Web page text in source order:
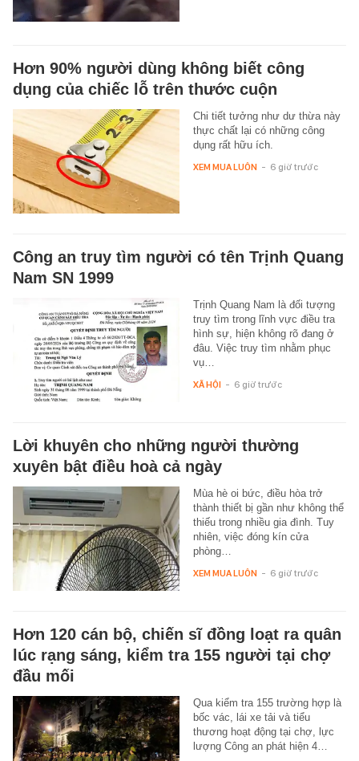
Hơn 90% người dùng không biết công
dụng của chiếc lỗ trên thước cuộn
Chi tiết tưởng như dư thừa này
thực chất lại có những công
dụng rất hữu ích.
XEM MUA LUÔN - 6 giờ trước
Công an truy tìm người có tên Trịnh Quang
Nam SN 1999
Trịnh Quang Nam là đối tượng
truy tìm trong lĩnh vực điều tra
hình sự, hiện không rõ đang ở
đâu. Việc truy tìm nhằm phục
vụ…
XÃ HỘI - 6 giờ trước
Lời khuyên cho những người thường
xuyên bật điều hoà cả ngày
Mùa hè oi bức, điều hòa trở
thành thiết bị gần như không thể
thiếu trong nhiều gia đình. Tuy
nhiên, việc đóng kín cửa
phòng…
XEM MUA LUÔN - 6 giờ trước
Hơn 120 cán bộ, chiến sĩ đồng loạt ra quân
lúc rạng sáng, kiểm tra 155 người tại chợ
đầu mối
Qua kiểm tra 155 trường hợp là
bốc vác, lái xe tải và tiểu
thương hoạt động tại chợ, lực
lượng Công an phát hiện 4…